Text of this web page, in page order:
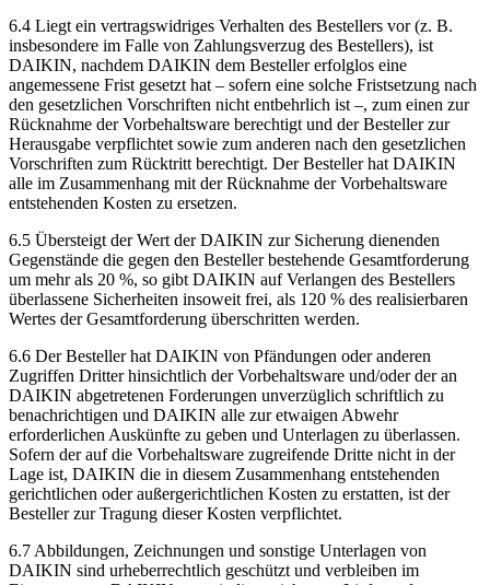
6.4 Liegt ein vertragswidriges Verhalten des Bestellers vor (z. B.
insbesondere im Falle von Zahlungsverzug des Bestellers), ist
DAIKIN, nachdem DAIKIN dem Besteller erfolglos eine
angemessene Frist gesetzt hat – sofern eine solche Fristsetzung nach
den gesetzlichen Vorschriften nicht entbehrlich ist –, zum einen zur
Rücknahme der Vorbehaltsware berechtigt und der Besteller zur
Herausgabe verpflichtet sowie zum anderen nach den gesetzlichen
Vorschriften zum Rücktritt berechtigt. Der Besteller hat DAIKIN
alle im Zusammenhang mit der Rücknahme der Vorbehaltsware
entstehenden Kosten zu ersetzen.
6.5 Übersteigt der Wert der DAIKIN zur Sicherung dienenden
Gegenstände die gegen den Besteller bestehende Gesamtforderung
um mehr als 20 %, so gibt DAIKIN auf Verlangen des Bestellers
überlassene Sicherheiten insoweit frei, als 120 % des realisierbaren
Wertes der Gesamtforderung überschritten werden.
6.6 Der Besteller hat DAIKIN von Pfändungen oder anderen
Zugriffen Dritter hinsichtlich der Vorbehaltsware und/oder der an
DAIKIN abgetretenen Forderungen unverzüglich schriftlich zu
benachrichtigen und DAIKIN alle zur etwaigen Abwehr
erforderlichen Auskünfte zu geben und Unterlagen zu überlassen.
Sofern der auf die Vorbehaltsware zugreifende Dritte nicht in der
Lage ist, DAIKIN die in diesem Zusammenhang entstehenden
gerichtlichen oder außergerichtlichen Kosten zu erstatten, ist der
Besteller zur Tragung dieser Kosten verpflichtet.
6.7 Abbildungen, Zeichnungen und sonstige Unterlagen von
DAIKIN sind urheberrechtlich geschützt und verbleiben im